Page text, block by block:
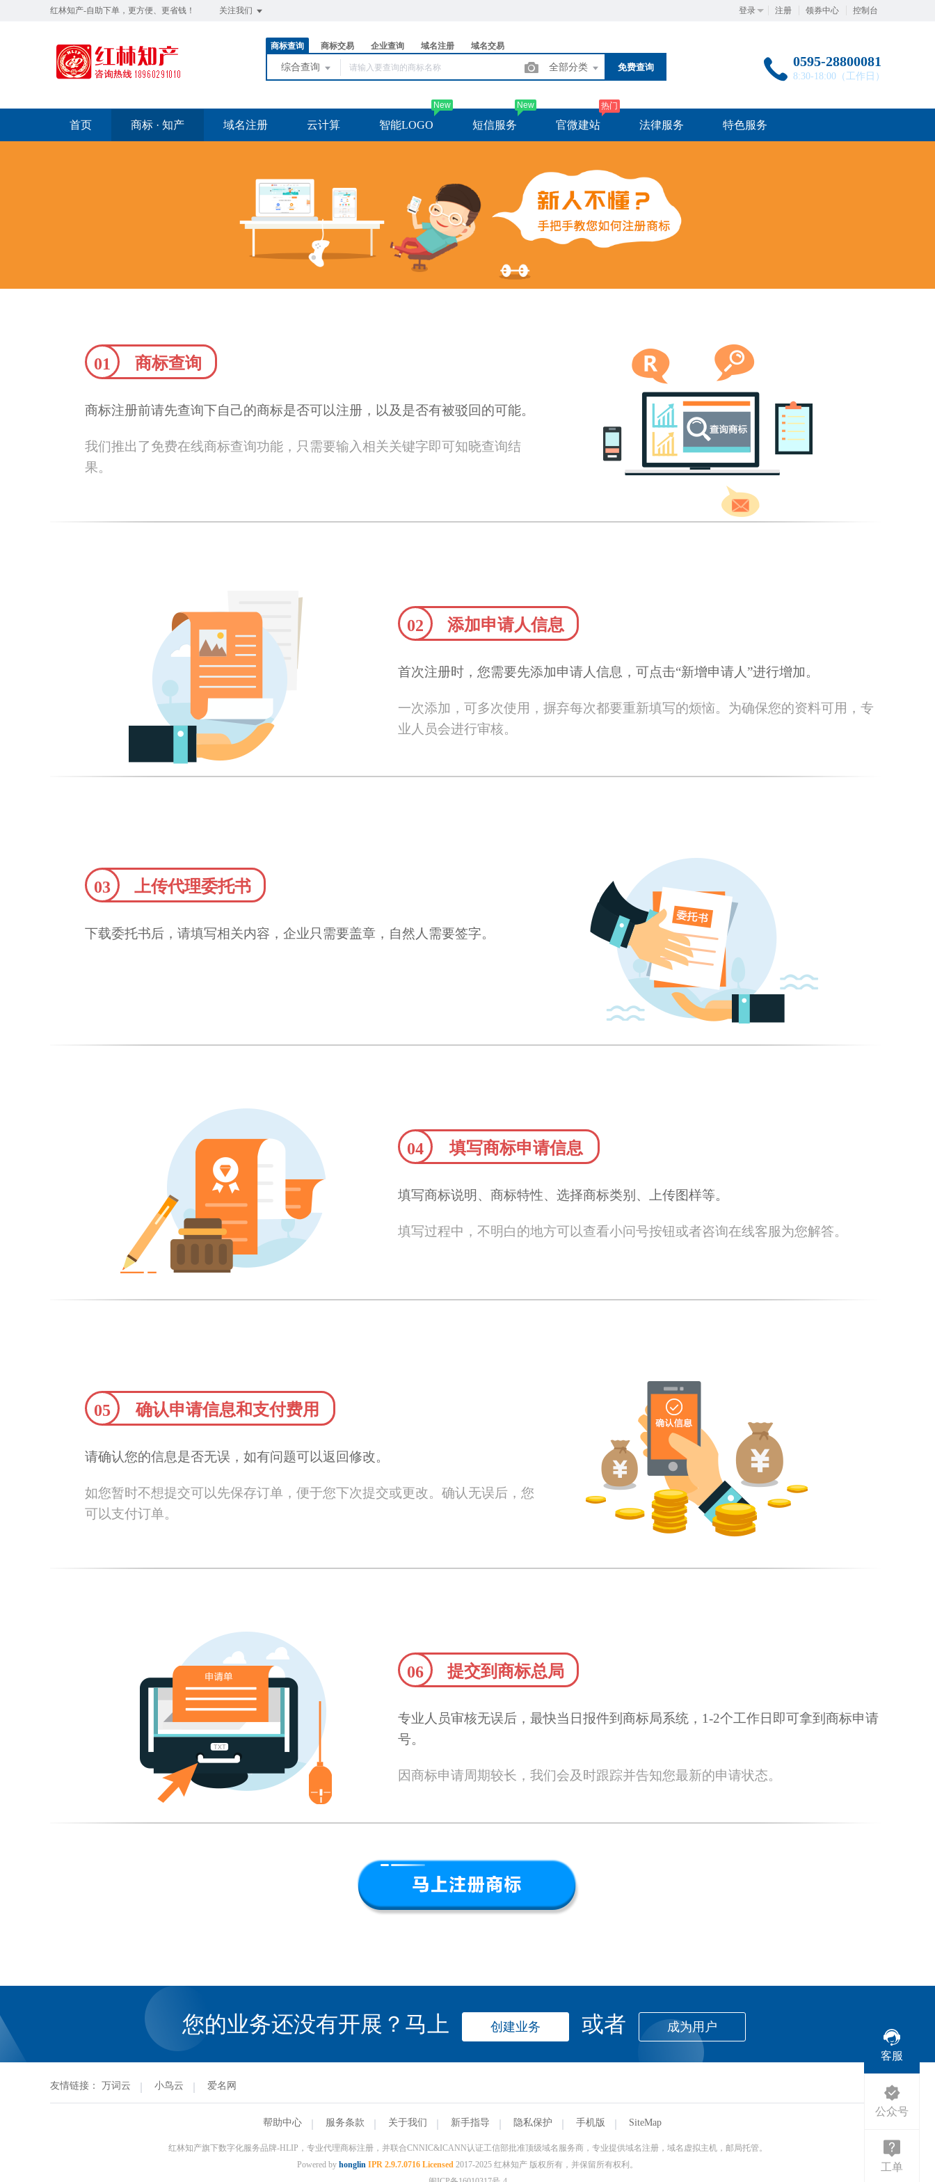
红林知产-自助下单，更方便、更省钱！ 关注我们 登录 注册 领券中心 控制台
商标查询 商标交易 企业查询 域名注册 域名交易
综合查询 全部分类 免费查询 0595-28800081
8:30-18:00（工作日）
首页 商标 · 知产 域名注册 云计算 智能LOGO
New
短信服务
New
官微建站
热门
法律服务 特色服务
01 商标查询
商标注册前请先查询下自己的商标是否可以注册，以及是否有被驳回的可能。
我们推出了免费在线商标查询功能，只需要输入相关关键字即可知晓查询结
果。
02 添加申请人信息
首次注册时，您需要先添加申请人信息，可点击“新增申请人”进行增加。
一次添加，可多次使用，摒弃每次都要重新填写的烦恼。为确保您的资料可用，专
业人员会进行审核。
03 上传代理委托书
下载委托书后，请填写相关内容，企业只需要盖章，自然人需要签字。
04 填写商标申请信息
填写商标说明、商标特性、选择商标类别、上传图样等。
填写过程中，不明白的地方可以查看小问号按钮或者咨询在线客服为您解答。
05 确认申请信息和支付费用
请确认您的信息是否无误，如有问题可以返回修改。
如您暂时不想提交可以先保存订单，便于您下次提交或更改。确认无误后，您
可以支付订单。
06 提交到商标总局
专业人员审核无误后，最快当日报件到商标局系统，1-2个工作日即可拿到商标申请
号。
因商标申请周期较长，我们会及时跟踪并告知您最新的申请状态。
您的业务还没有开展？马上 创建业务 或者 成为用户
友情链接： 万词云 小鸟云 爱名网
帮助中心 服务条款 关于我们 新手指导 隐私保护 手机版 SiteMap
红林知产旗下数字化服务品牌-HLIP，专业代理商标注册，并联合CNNIC&ICANN认证工信部批准顶级域名服务商，专业提供域名注册，域名虚拟主机，邮局托管。
Powered by honglin IPR 2.9.7.0716 Licensed 2017-2025 红林知产 版权所有，并保留所有权利。
客服
公众号
工单